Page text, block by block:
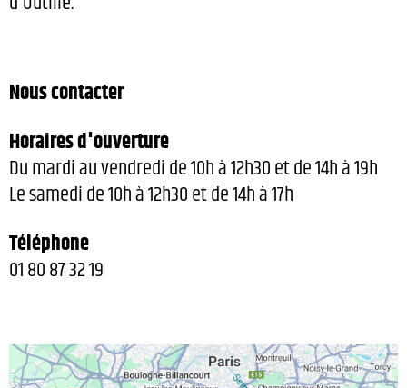
Nous contacter
Horaires d'ouverture
Du mardi au vendredi de 10h à 12h30 et de 14h à 19h
Le samedi de 10h à 12h30 et de 14h à 17h
Téléphone
01 80 87 32 19